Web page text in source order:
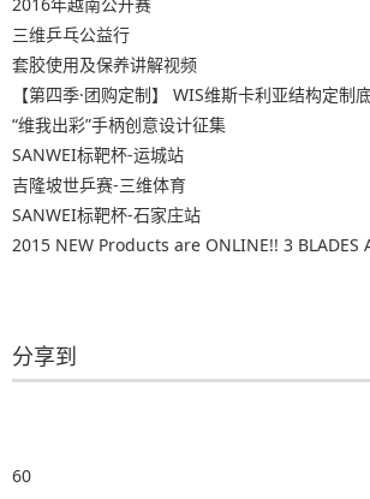
三维乒乓公益行
套胶使用及保养讲解视频
【第四季·团购定制】 WIS维斯卡利亚结构定制
“维我出彩”手柄创意设计征集
SANWEI标靶杯-运城站
吉隆坡世乒赛-三维体育
SANWEI标靶杯-石家庄站
2015 NEW Products are ONLINE!! 3 BLADES
分享到
60